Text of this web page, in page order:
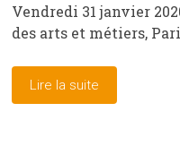
Vendredi 31 janvier
des arts et métiers,
Lire la suite